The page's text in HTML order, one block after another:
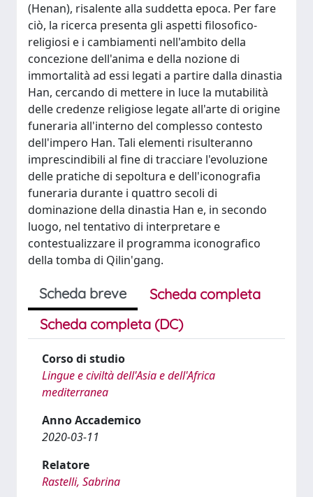
(Henan), risalente alla suddetta epoca. Per fare
ciò, la ricerca presenta gli aspetti filosofico-
religiosi e i cambiamenti nell'ambito della
concezione dell'anima e della nozione di
immortalità ad essi legati a partire dalla dinastia
Han, cercando di mettere in luce la mutabilità
delle credenze religiose legate all'arte di origine
funeraria all'interno del complesso contesto
dell'impero Han. Tali elementi risulteranno
imprescindibili al fine di tracciare l'evoluzione
delle pratiche di sepoltura e dell'iconografia
funeraria durante i quattro secoli di
dominazione della dinastia Han e, in secondo
luogo, nel tentativo di interpretare e
contestualizzare il programma iconografico
della tomba di Qilin'gang.
Scheda breve
Scheda completa
Scheda completa (DC)
Corso di studio
Lingue e civiltà dell'Asia e dell'Africa
mediterranea
Anno Accademico
2020-03-11
Relatore
Rastelli, Sabrina